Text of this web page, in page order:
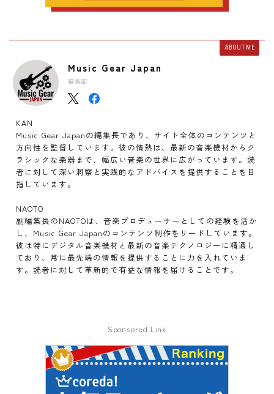
ABOUT ME
Music Gear Japan
編集部
KAN
Music Gear Japanの編集長であり、サイト全体のコンテンツと
方向性を監督しています。彼の情熱は、最新の音楽機材からク
ラシックな楽器まで、幅広い音楽の世界に広がっています。読
者に対して深い洞察と実践的なアドバイスを提供することを目
指しています。
NAOTO
副編集長のNAOTOは、音楽プロデューサーとしての経験を活か
し、Music Gear Japanのコンテンツ制作をリードしています。
彼は特にデジタル音楽機材と最新の音楽テクノロジーに精通し
ており、常に最先端の情報を提供することに力を入れていま
す。読者に対して革新的で有益な情報を届けることです。
Sponsored Link